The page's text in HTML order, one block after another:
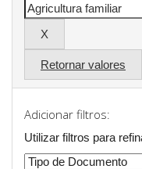
Retornar valores
Adicionar filtros:
Utilizar filtros para